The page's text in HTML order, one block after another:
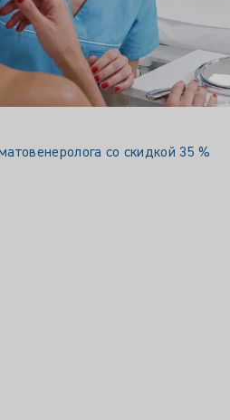
со скидкой 35 %